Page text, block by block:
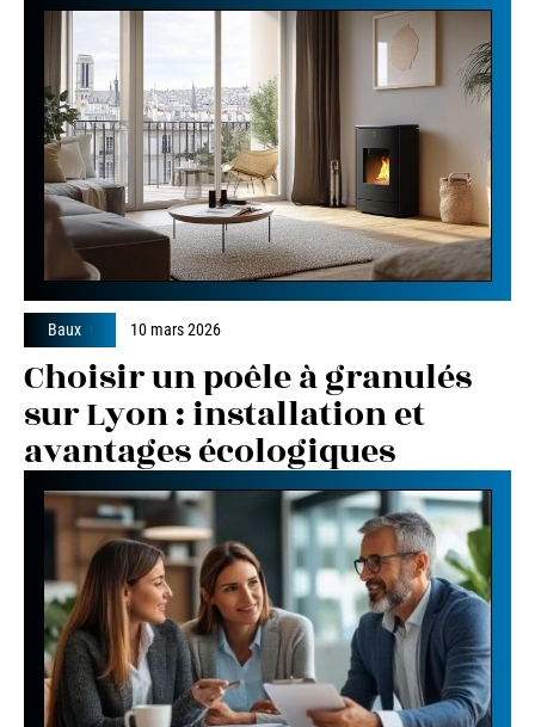
Baux 10 mars 2026
Choisir un poêle à granulés
sur Lyon : installation et
avantages écologiques